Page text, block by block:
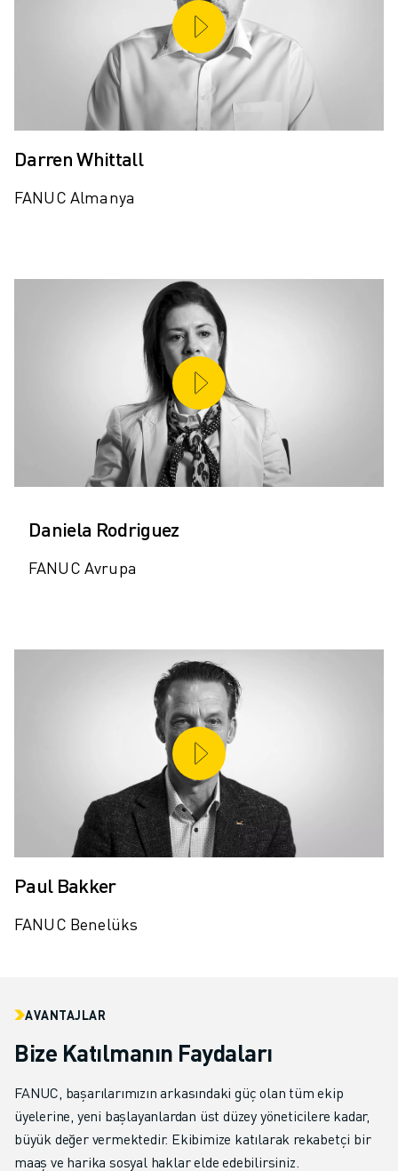
Darren Whittall
FANUC Almanya
Daniela Rodriguez
FANUC Avrupa
Paul Bakker
FANUC Benelüks
AVANTAJLAR
Bize Katılmanın Faydaları
FANUC, başarılarımızın arkasındaki güç olan tüm ekip
üyelerine, yeni başlayanlardan üst düzey yöneticilere kadar,
büyük değer vermektedir. Ekibimize katılarak rekabetçi bir
maaş ve harika sosyal haklar elde edebilirsiniz.